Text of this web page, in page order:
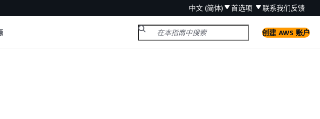
中文 (简体) 首选项 联系我们反馈
创建 AWS 账户